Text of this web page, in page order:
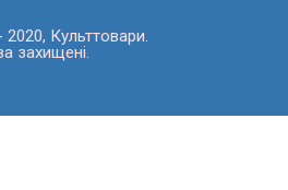
Культтовари.
захищені.